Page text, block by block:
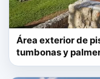
Área exterior de
tumbonas y